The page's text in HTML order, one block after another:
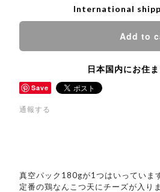
International
Add to
日本国内にお住
Save
通報する
真空パック180gが1つはいっていま
定番の鶏なんこつ天にチーズが入り